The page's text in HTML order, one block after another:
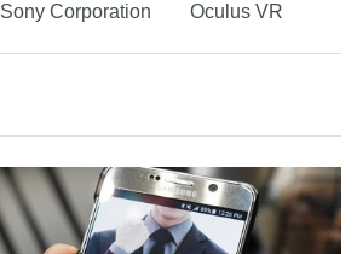
Sony Corporation Oculus VR